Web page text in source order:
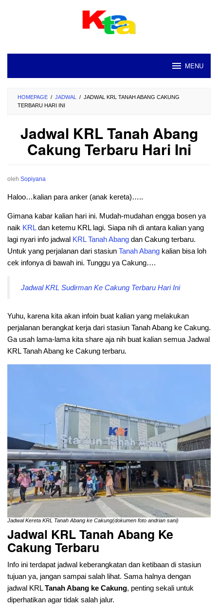
MENU
HOMEPAGE / JADWAL / JADWAL KRL TANAH ABANG CAKUNG
TERBARU HARI INI
Jadwal KRL Tanah Abang
Cakung Terbaru Hari Ini
oleh Sopiyana
Haloo…kalian para anker (anak kereta)…..
Gimana kabar kalian hari ini. Mudah-mudahan engga bosen ya
naik KRLdan ketemu KRL lagi. Siapa nih di antara kalian yang
lagi nyari info jadwal KRL TanahAbang dan Cakung terbaru.
Untuk yang perjalanan dari stasiun TanahAbang kalian bisa loh
cek infonya di bawah ini. Tunggu ya Cakung….
Jadwal KRL Sudirman Ke Cakung Terbaru Hari Ini
Yuhu, karena kita akan infoin buat kalian yang melakukan
perjalanan berangkat kerja dari stasiun Tanah Abang ke Cakung.
Ga usah lama-lama kita share aja nih buat kalian semua Jadwal
KRL Tanah Abang ke Cakung terbaru.
Jadwal Kereta KRL Tanah Abang ke Cakung(dokumen foto andrian sani)
Jadwal KRL Tanah Abang Ke
Cakung Terbaru
Info ini terdapat jadwal keberangkatan dan ketibaan di stasiun
tujuan ya, jangan sampai salah lihat. Sama halnya dengan
jadwal KRLTanah Abang ke Cakung, penting sekali untuk
diperhatikan agar tidak salah jalur.